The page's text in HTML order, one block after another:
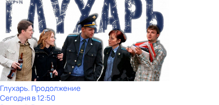
Глухарь. Продолжение
Сегодня в 12:50